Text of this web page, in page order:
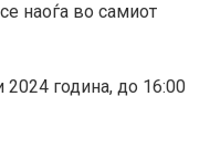
наоѓа во самиот
година, до 16:00